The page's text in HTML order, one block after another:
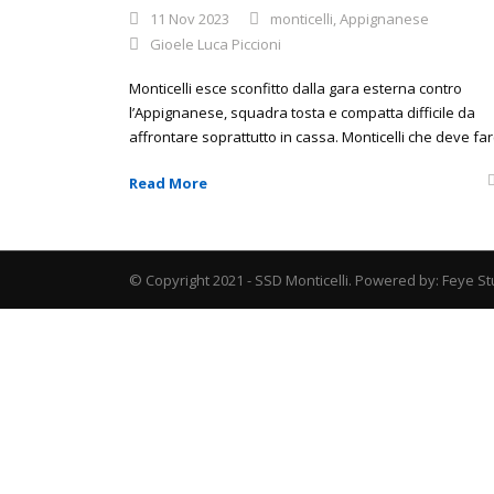
11 Nov 2023 monticelli,Appignanese
Gioele Luca Piccioni
Monticelli esce sconfitto dalla gara esterna contro
l’Appignanese, squadra tosta e compatta difficile da
affrontare soprattutto in cassa. Monticelli che deve
Read More
© Copyright 2021 - SSD Monticelli. Powered by: Feye